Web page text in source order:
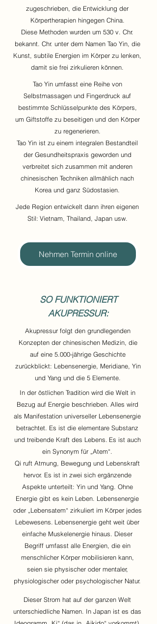
zugeschrieben, die Entwicklung der
Körpertherapien hingegen China.
Diese Methoden wurden um 530 v. Chr.
bekannt. Chr. unter dem Namen Tao Yin, die
Kunst, subtile Energien im Körper zu lenken,
damit sie frei zirkulieren können.
Tao Yin umfasst eine Reihe von
Selbstmassagen und Fingerdruck auf
bestimmte Schlüsselpunkte des Körpers,
um Giftstoffe zu beseitigen und den Körper
zu regenerieren.
Tao Yin ist zu einem integralen Bestandteil
der Gesundheitspraxis geworden und
verbreitet sich zusammen mit anderen
chinesischen Techniken allmählich nach
Korea und ganz Südostasien.
Jede Region entwickelt dann ihren eigenen
Stil: Vietnam, Thailand, Japan usw.
Nehmen Termin online
SO FUNKTIONIERT
AKUPRESSUR:
Akupressur folgt den grundlegenden
Konzepten der chinesischen Medizin, die
auf eine 5.000-jährige Geschichte
zurückblickt: Lebensenergie, Meridiane, Yin
und Yang und die 5 Elemente.
In der östlichen Tradition wird die Welt in
Bezug auf Energie beschrieben. Alles wird
als Manifestation universeller Lebensenergie
betrachtet. Es ist die elementare Substanz
und treibende Kraft des Lebens. Es ist auch
ein Synonym für „Atem“.
Qi ruft Atmung, Bewegung und Lebenskraft
hervor. Es ist in zwei sich ergänzende
Aspekte unterteilt: Yin und Yang. Ohne
Energie gibt es kein Leben. Lebensenergie
oder „Lebensatem“ zirkuliert im Körper jedes
Lebewesens. Lebensenergie geht weit über
einfache Muskelenergie hinaus. Dieser
Begriff umfasst alle Energien, die ein
menschlicher Körper mobilisieren kann,
seien sie physischer oder mentaler,
physiologischer oder psychologischer Natur.
Dieser Strom hat auf der ganzen Welt
unterschiedliche Namen. In Japan ist es das